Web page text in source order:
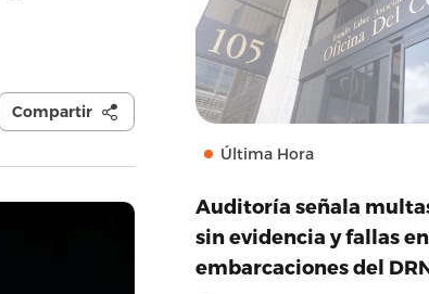
Compartir
Última Hora
Auditoría señala
sin evidencia y fallas
embarcaciones del